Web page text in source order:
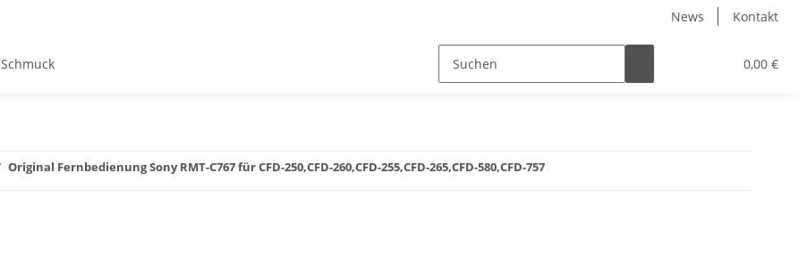
News Kontakt
0,00 €
Schmuck
Original Fernbedienung Sony RMT-C767 für CFD-250,CFD-260,CFD-255,CFD-265,CFD-580,CFD-757